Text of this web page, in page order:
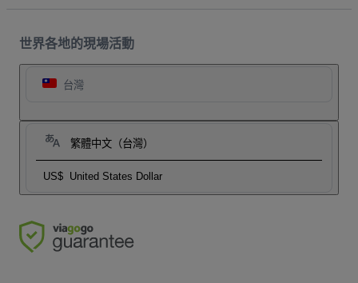
世界各地的現場活動
台灣
繁體中文（台灣）
US$ United States Dollar